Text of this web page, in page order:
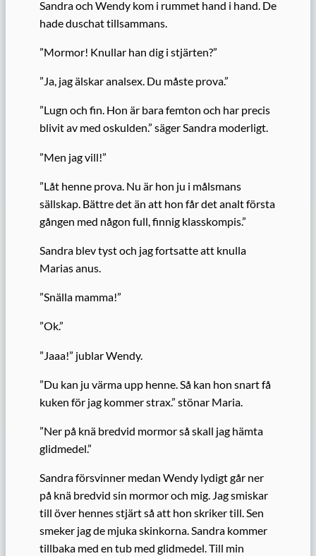
Sandra och Wendy kom i rummet hand i hand. De
hade duschat tillsammans.
”Mormor! Knullar han dig i stjärten?”
”Ja, jag älskar analsex. Du måste prova.”
”Lugn och fin. Hon är bara femton och har precis
blivit av med oskulden.” säger Sandra moderligt.
”Men jag vill!”
”Låt henne prova. Nu är hon ju i målsmans
sällskap. Bättre det än att hon får det analt första
gången med någon full, finnig klasskompis.”
Sandra blev tyst och jag fortsatte att knulla
Marias anus.
”Snälla mamma!”
”Ok.”
”Jaaa!” jublar Wendy.
”Du kan ju värma upp henne. Så kan hon snart få
kuken för jag kommer strax.” stönar Maria.
”Ner på knä bredvid mormor så skall jag hämta
glidmedel.”
Sandra försvinner medan Wendy lydigt går ner
på knä bredvid sin mormor och mig. Jag smiskar
till över hennes stjärt så att hon skriker till. Sen
smeker jag de mjuka skinkorna. Sandra kommer
tillbaka med en tub med glidmedel. Till min